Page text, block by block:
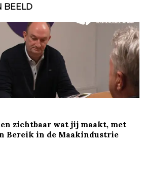
BEELD
zichtbaar wat jij maakt, met
Bereik in de Maakindustrie